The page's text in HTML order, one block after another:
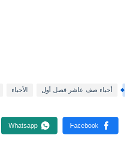
أحياء صف عاشر فصل أول الأحياء